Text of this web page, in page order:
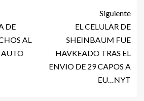
DE
AL
AUTO
Siguiente
EL CELULAR DE
SHEINBAUM FUE
HAVKEADO TRAS EL
ENVIO DE 29 CAPOS A
EU…NYT